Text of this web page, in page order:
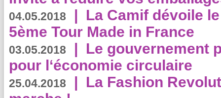
04.05.2018 | La Camif dévoile
5ème Tour Made in France
03.05.2018 | Le gouvernement
pour l‘économie circulaire
25.04.2018 | La Fashion